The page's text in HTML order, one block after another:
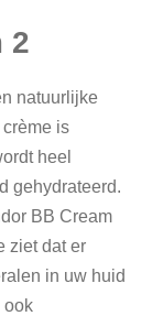
2
natuurlijke
is
heel
gehydrateerd.
BB Cream
ziet dat er
in uw huid
ook